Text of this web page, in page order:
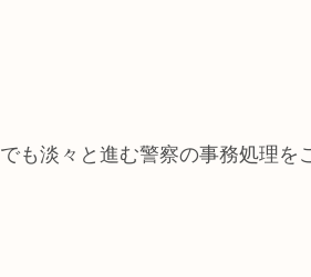
も淡々と進む警察の事務処理を